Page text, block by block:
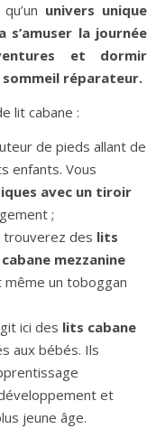
univers unique
la journée
et dormir
réparateur.
lit cabane :
de pieds allant de
enfants. Vous
avec un tiroir
;
trouverez des lits
mezzanine
même un toboggan
ici des lits cabane
aux bébés. Ils
et
jeune âge.